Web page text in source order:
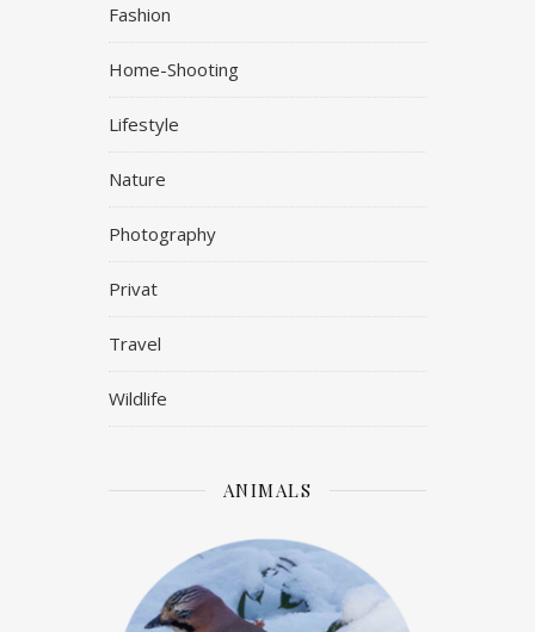
Fashion
Home-Shooting
Lifestyle
Nature
Photography
Privat
Travel
Wildlife
ANIMALS